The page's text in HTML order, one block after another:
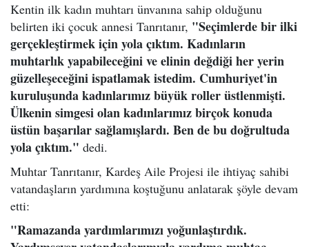
Kentin ilk kadın muhtarı ünvanına sahip olduğunu
belirten iki çocuk annesi Tanrıtanır, "Seçimlerde bir ilki
gerçekleştirmek için yola çıktım. Kadınların
muhtarlık yapabileceğini ve elinin değdiği her yerin
güzelleşeceğini ispatlamak istedim. Cumhuriyet'in
kuruluşunda kadınlarımız büyük roller üstlenmişti.
Ülkenin simgesi olan kadınlarımız birçok konuda
üstün başarılar sağlamışlardı. Ben de bu doğrultuda
yola çıktım." dedi.
Muhtar Tanrıtanır, Kardeş Aile Projesi ile ihtiyaç sahibi
vatandaşların yardımına koştuğunu anlatarak şöyle devam
etti:
"Ramazanda yardımlarımızı yoğunlaştırdık.